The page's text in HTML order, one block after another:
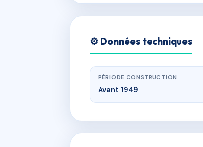
⚙️ Données techniques
PÉRIODE CONSTRUCTION
Avant 1949